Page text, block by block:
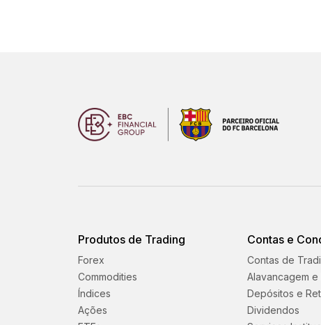
Produtos de Trading
Forex
Commodities
Índices
Ações
Contas e
Contas de
Alavancagem e
Depósitos e
Dividendos